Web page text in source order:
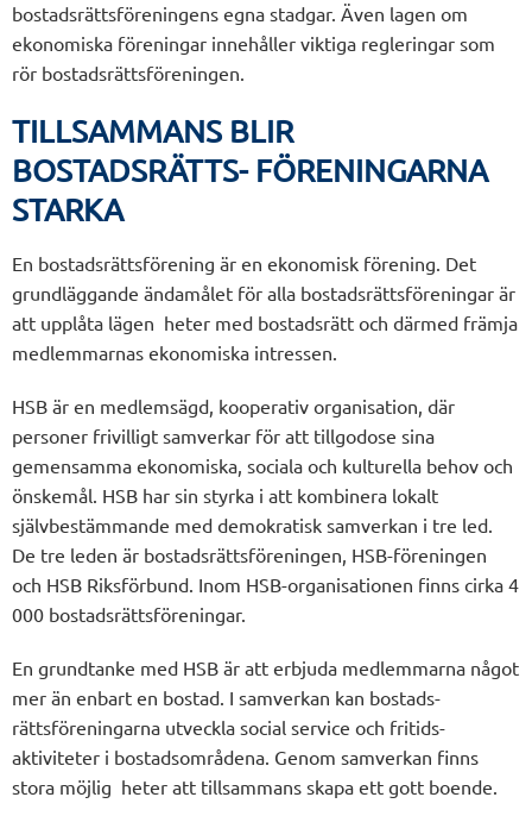
bostadsrättsföreningens egna stadgar. Även lagen om
ekonomiska föreningar innehåller viktiga regleringar som
rör bostadsrättsföreningen.
TILLSAMMANS BLIR
BOSTADSRÄTTS- FÖRENINGARNA
STARKA
En bostadsrättsförening är en ekonomisk förening. Det
grundläggande ändamålet för alla bostadsrättsföreningar är
att upplåta lägen heter med bostadsrätt och därmed främja
medlemmarnas ekonomiska intressen.
HSB är en medlemsägd, kooperativ organisation, där
personer frivilligt samverkar för att tillgodose sina
gemensamma ekonomiska, sociala och kulturella behov och
önskemål. HSB har sin styrka i att kombinera lokalt
självbestämmande med demokratisk samverkan i tre led.
De tre leden är bostadsrättsföreningen, HSB-föreningen
och HSB Riksförbund. Inom HSB-organisationen finns cirka 4
000 bostadsrättsföreningar.
En grundtanke med HSB är att erbjuda medlemmarna något
mer än enbart en bostad. I samverkan kan bostads-
rättsföreningarna utveckla social service och fritids-
aktiviteter i bostadsområdena. Genom samverkan finns
stora möjlig heter att tillsammans skapa ett gott boende.